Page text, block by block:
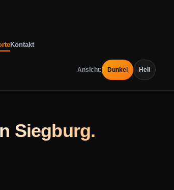
Kontakt
Ansicht: Dunkel Hell
Siegburg.